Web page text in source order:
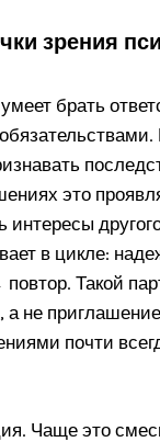
зрения
брать
это
в цикле:
Такой
не
почти
Чаще это